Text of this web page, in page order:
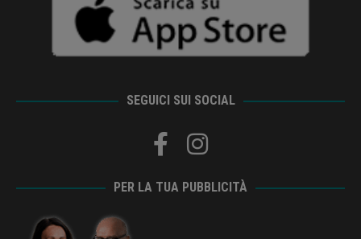
SEGUICI SUI SOCIAL
PER LA TUA PUBBLICITÀ